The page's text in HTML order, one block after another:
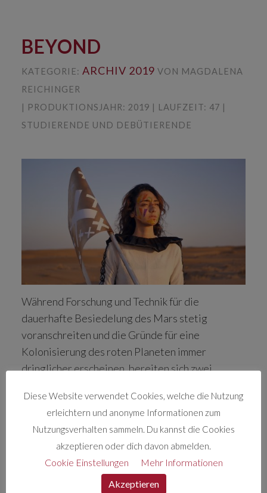
BEYOND
KATEGORIE: ARCHIV 2019 VON MAGDALENA
REICHINGER
| PRODUKTIONSJAHR: 2019 | LAUFZEIT: 47 |
STUDIERENDE UND DEBÜTIERENDE
Während Forschung und Technik für die
dauerhafte Besiedelung des Mars stetig
voranschreiten und die Gründe für eine
Kolonisierung des roten Planeten immer
dringlicher erscheinen, bereiten sich zwei
Ihre persönlichen Beweggründe scheinen uns
alle zu betreffen. Beide sind stetig hin- und
hergerissen zwischen ihren Träumen von einem
zukünftigen Leben am Mars, und ihrer
gegenwärtigen Lebensrealität auf der Erde. So
wie die geplante Mission eher einem großen
Diese Website verwendet Cookies, welche die Nutzung
erleichtern und anonyme Informationen zum
Nutzungsverhalten sammeln. Du kannst die Cookies
akzeptieren oder dich davon abmelden.
Cookie Einstellungen
Mehr Informationen
Akzeptieren